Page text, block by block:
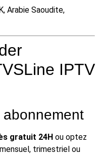
Arabie Saoudite,
IPTV
gratuit 24H ou optez
trimestriel ou